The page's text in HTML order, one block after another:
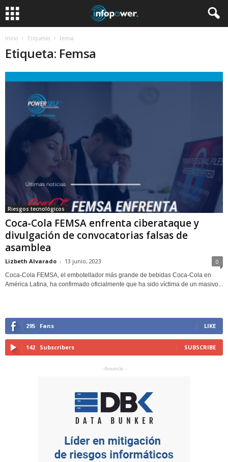
Inicio Etiquetas Femsa
Etiqueta: Femsa
Riesgos tecnológicos
Coca-Cola FEMSA enfrenta ciberataque y
divulgación de convocatorias falsas de
asamblea
Lizbeth Alvarado - 13 junio, 2023 0
Coca-Cola FEMSA, el embotellador más grande de bebidas Coca-Cola en
América Latina, ha confirmado oficialmente que ha sido víctima de un masivo...
295 Fans LIKE
142 Subscribers SUBSCRIBE
- Anuncio -